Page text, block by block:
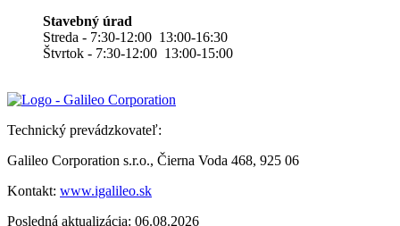
Stavebný úrad
Streda - 7:30-12:00 13:00-16:30
Štvrtok - 7:30-12:00 13:00-15:00
Technický prevádzkovateľ:
Galileo Corporation s.r.o., Čierna Voda 468, 925 06
Kontakt: www.igalileo.sk
Posledná aktualizácia: 06.08.2026